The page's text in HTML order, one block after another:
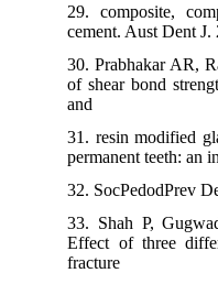
29. composite,
cement. Aust Dent
30. Prabhakar AR,
of shear bond
and
31. resin modified
permanent teeth:
32. SocPedodPrev
33. Shah P,
Effect of three
fracture